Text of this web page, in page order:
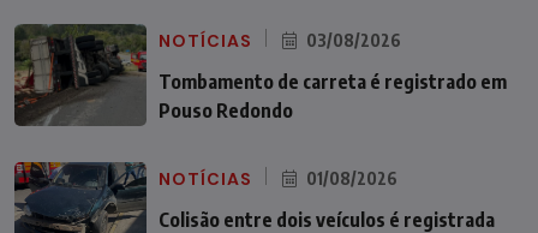
NOTÍCIAS 03/08/2026
Tombamento de carreta é registrado em
Pouso Redondo
NOTÍCIAS 01/08/2026
Colisão entre dois veículos é registrada